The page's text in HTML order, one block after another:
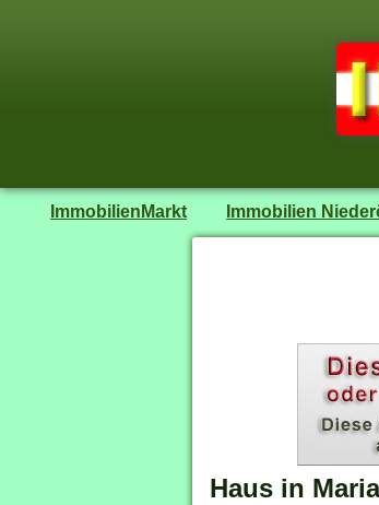
ImmobilienMarkt Immobilien
Haus in